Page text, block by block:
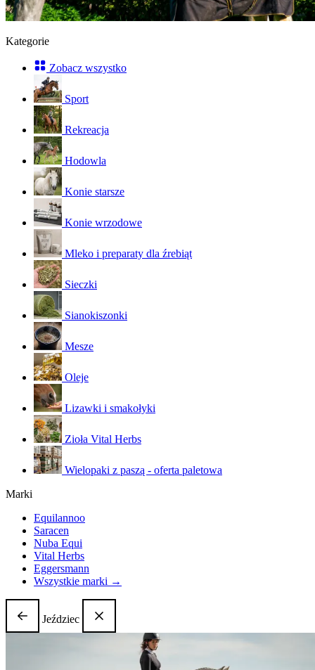
Kategorie
Zobacz wszystko
Sport
Rekreacja
Hodowla
Konie starsze
Konie wrzodowe
Mleko i preparaty dla źrebiąt
Sieczki
Sianokiszonki
Mesze
Oleje
Lizawki i smakołyki
Zioła Vital Herbs
Wielopaki z paszą - oferta paletowa
Marki
Equilannoo
Saracen
Nuba Equi
Vital Herbs
Eggersmann
Wszystkie marki →
Jeździec